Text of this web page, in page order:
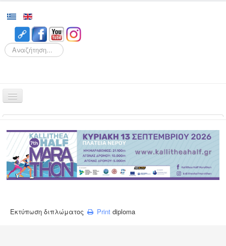
Search
Αγώνες
Διοργάνωση
Εθελοντισμός
Αποτελέσματα
Εκτύπωση διπλώματος Print diploma